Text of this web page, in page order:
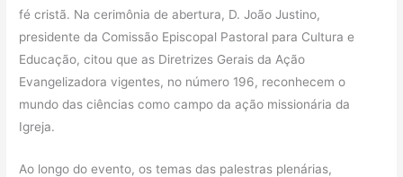
fé cristã. Na cerimônia de abertura, D. João Justino,
presidente da Comissão Episcopal Pastoral para Cultura e
Educação, citou que as Diretrizes Gerais da Ação
Evangelizadora vigentes, no número 196, reconhecem o
mundo das ciências como campo da ação missionária da
Igreja.
Ao longo do evento, os temas das palestras plenárias,